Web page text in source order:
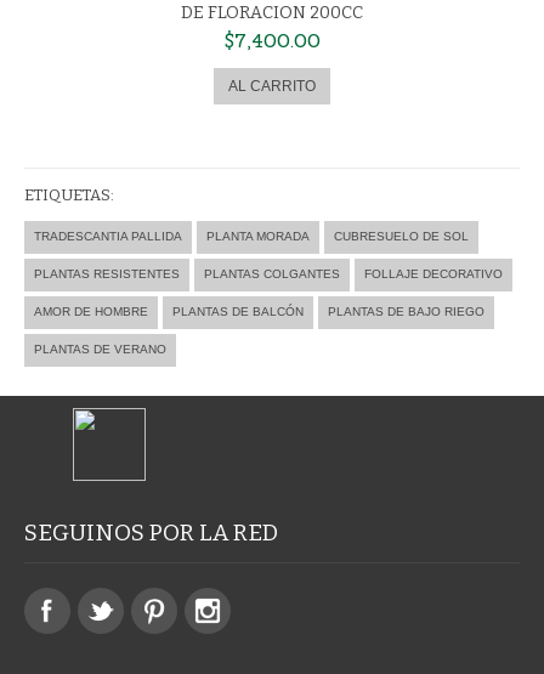
DE FLORACION 200CC
$7,400.00
ETIQUETAS:
TRADESCANTIA PALLIDA PLANTA MORADA CUBRESUELO DE SOL
PLANTAS RESISTENTES PLANTAS COLGANTES FOLLAJE DECORATIVO
AMOR DE HOMBRE PLANTAS DE BALCÓN PLANTAS DE BAJO RIEGO
PLANTAS DE VERANO
SEGUINOS POR LA RED